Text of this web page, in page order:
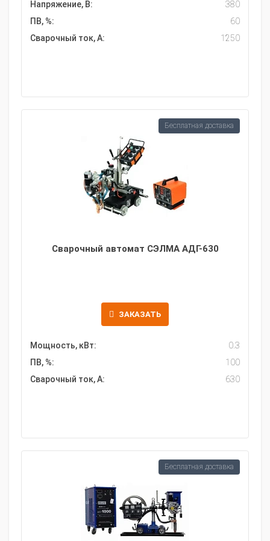
Напряжение, В:
380
ПВ, %:
60
Сварочный ток, А:
1250
Сварочный автомат СЭЛМА АДГ-630
ЗАКАЗАТЬ
Мощность, кВт:
0.3
ПВ, %:
100
Сварочный ток, А:
630
Бесплатная доставка
Бесплатная доставка